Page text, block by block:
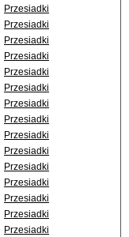
Przesiadki
Przesiadki
Przesiadki
Przesiadki
Przesiadki
Przesiadki
Przesiadki
Przesiadki
Przesiadki
Przesiadki
Przesiadki
Przesiadki
Przesiadki
Przesiadki
Przesiadki